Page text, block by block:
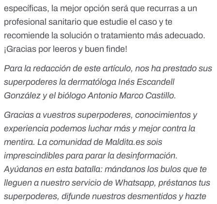
específicas, la mejor opción será que recurras a un
profesional sanitario que estudie el caso y te
recomiende la solución o tratamiento más adecuado.
¡Gracias por leeros y buen finde!
Para la redacción de este artículo, nos ha prestado sus
superpoderes la dermatóloga Inés Escandell
González y el biólogo Antonio Marco Castillo.
Gracias a vuestros superpoderes, conocimientos y
experiencia podemos luchar más y mejor contra la
mentira. La comunidad de Maldita.es sois
imprescindibles para parar la desinformación.
Ayúdanos en esta batalla: mándanos los bulos que te
lleguen a nuestro servicio de Whatsapp, préstanos tus
superpoderes, difunde nuestros desmentidos yhazte